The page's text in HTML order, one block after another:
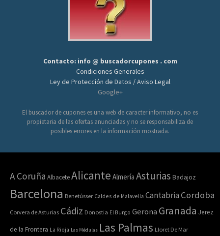
Contacto: info @ buscadorcupones . com
Condiciones Generales
Ley de Protección de Datos / Aviso Legal
Google+
El buscador de cupones es una web de caracter informativo, no es
propietaria de las ofertas anunciadas y no se responsabiliza de
posibles errores en la información mostrada.
A Coruña AlbaceteAlicante Almería Asturias Badajoz
Barcelona Benetússer Caldes de Malavella Cantabria Cordoba
Corvera de Asturias Cádiz Donostia El Burgo Gerona Granada Jerez
de la Frontera La Rioja Las Médulas Las Palmas Lloret De Mar